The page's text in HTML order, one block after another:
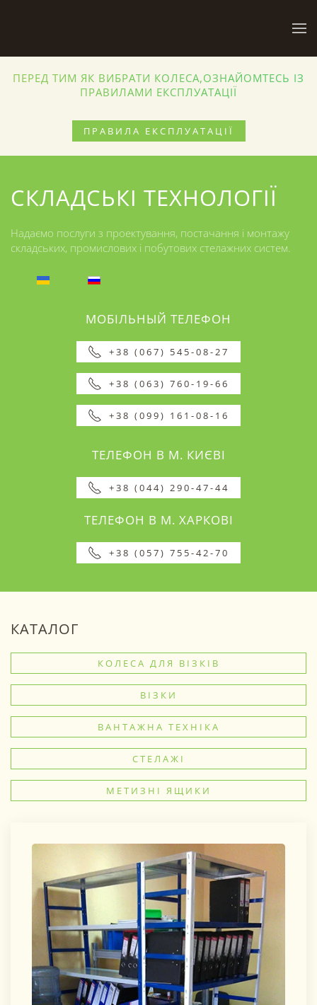
ПЕРЕД ТИМ ЯК ВИБРАТИ КОЛЕСА,ОЗНАЙОМТЕСЬ ІЗ
ПРАВИЛАМИ ЕКСПЛУАТАЦІЇ
ПРАВИЛА ЕКСПЛУАТАЦІЇ
СКЛАДСЬКІ ТЕХНОЛОГІЇ
Надаємо послуги з проектування, постачання і монтажу
складських, промислових і побутових стелажних систем.
МОБІЛЬНЫЙ ТЕЛЕФОН
+38 (067) 545-08-27
+38 (063) 760-19-66
+38 (099) 161-08-16
ТЕЛЕФОН В М. КИЄВІ
+38 (044) 290-47-44
ТЕЛЕФОН В М. ХАРКОВІ
+38 (057) 755-42-70
КАТАЛОГ
КОЛЕСА ДЛЯ ВІЗКІВ
ВІЗКИ
ВАНТАЖНА ТЕХНІКА
СТЕЛАЖІ
МЕТИЗНІ ЯЩИКИ